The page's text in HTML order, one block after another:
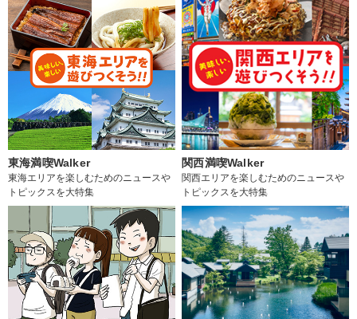
東海満喫Walker
東海エリアを楽しむためのニュースや
トピックスを大特集
関西満喫Walker
関西エリアを楽しむためのニュースや
トピックスを大特集